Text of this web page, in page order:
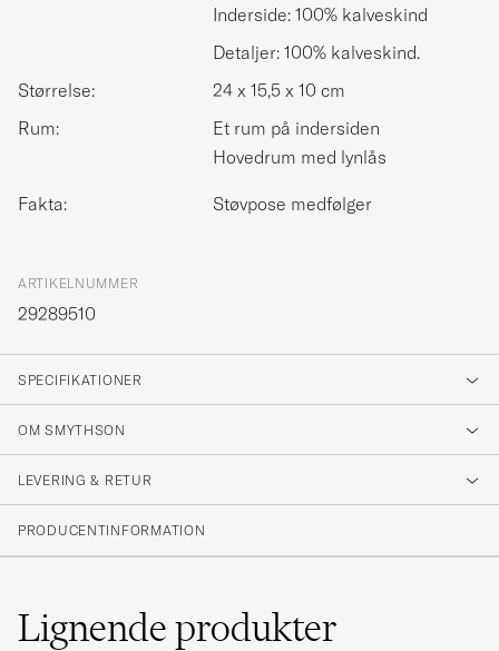
Inderside: 100% kalveskind
Detaljer: 100% kalveskind.
Størrelse:
24 x 15,5 x 10 cm
Rum:
Et rum på indersiden
Hovedrum med lynlås
Fakta: Støvpose medfølger
ARTIKELNUMMER
29289510
SPECIFIKATIONER
OM SMYTHSON
LEVERING & RETUR
PRODUCENTINFORMATION
Lignendeprodukter